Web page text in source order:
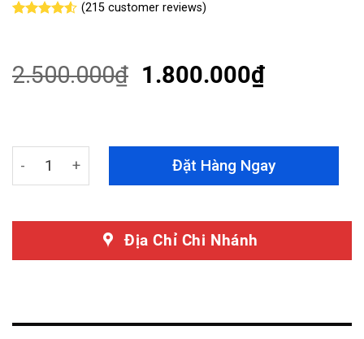
customer
ratings
(215customer reviews)
2.500.000₫ 1.800.000₫
Lưới Chống Chuột Ô Tô - Chất Liệu Thân Nỉ Cao Cấp,
Đặt Hàng Ngay
Địa Chỉ Chi Nhánh